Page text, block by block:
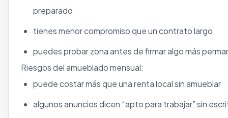
preparado
tienes menor compromiso que un contrato largo
puedes probar zona antes de firmar algo más
Riesgos del amueblado mensual:
puede costar más que una renta local sin amueblar
algunos anuncios dicen “apto para trabajar” sin